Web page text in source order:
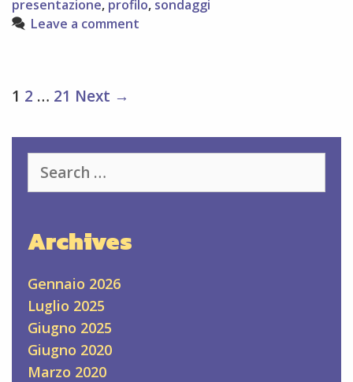
presentazione, profilo, sondaggi
Leave a comment
Post
1 2 … 21 Next →
for:
Archives
Gennaio 2026
Luglio 2025
Giugno 2025
Giugno 2020
Marzo 2020